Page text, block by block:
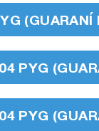
(GUARANÍ
PYG
PYG